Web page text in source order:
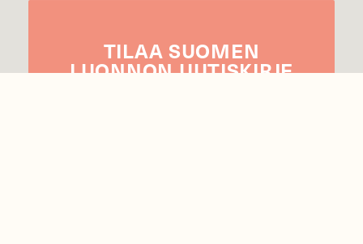
TILAA SUOMEN
LUONNONUUTIS­KIRJE